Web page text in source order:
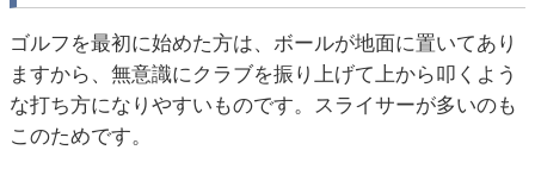
ゴルフを最初に始めた方は、ボールが地面に置いてあり
ますから、無意識にクラブを振り上げて上から叩くよう
な打ち方になりやすいものです。スライサーが多いのも
このためです。